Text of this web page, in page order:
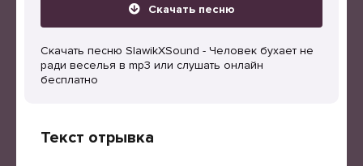
Скачать песню
Скачать песню SlawikXSound - Человек бухает не
ради веселья в mp3 или слушать онлайн
бесплатно
Текст отрывка